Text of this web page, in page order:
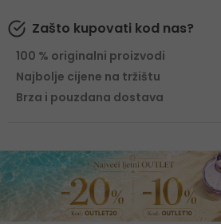
Zašto kupovati kod nas?
100 % originalni proizvodi
Najbolje cijene na tržištu
Brza i pouzdana dostava